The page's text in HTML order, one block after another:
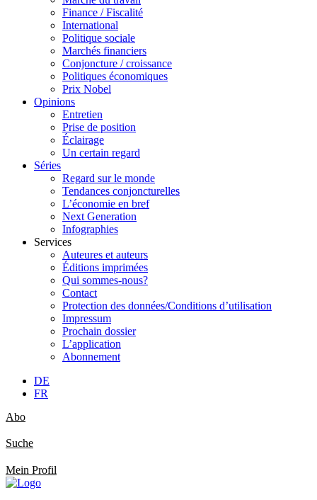
Finance / Fiscalité
International
Politique sociale
Marchés financiers
Conjoncture / croissance
Politiques économiques
Prix Nobel
Opinions
Entretien
Prise de position
Éclairage
Un certain regard
Séries
Regard sur le monde
Tendances conjoncturelles
L’économie en bref
Next Generation
Infographies
Services
Auteures et auteurs
Éditions imprimées
Qui sommes-nous?
Contact
Protection des données/Conditions d’utilisation
Impressum
Prochain dossier
L’application
Abonnement
DE
FR
Abo
Suche
Mein Profil